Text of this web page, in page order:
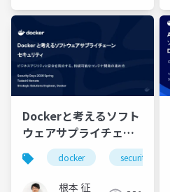
Dockerと考えるソフト
ウェアサプライチェー
ンセキュリティ 〜ビジ
ネスアジリティと安全
を両立する、持続可能
docker security
根本 征